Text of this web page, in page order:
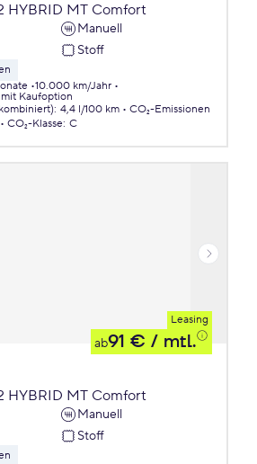
HYBRID MT Comfort
Manuell
Stoff
10.000 km/Jahr
mit Kaufoption
: 4,4 l/100 km
CO₂-Emissionen
CO₂-Klasse: C
Leasing
ab91 € / mtl.
HYBRID MT Comfort
Manuell
Stoff